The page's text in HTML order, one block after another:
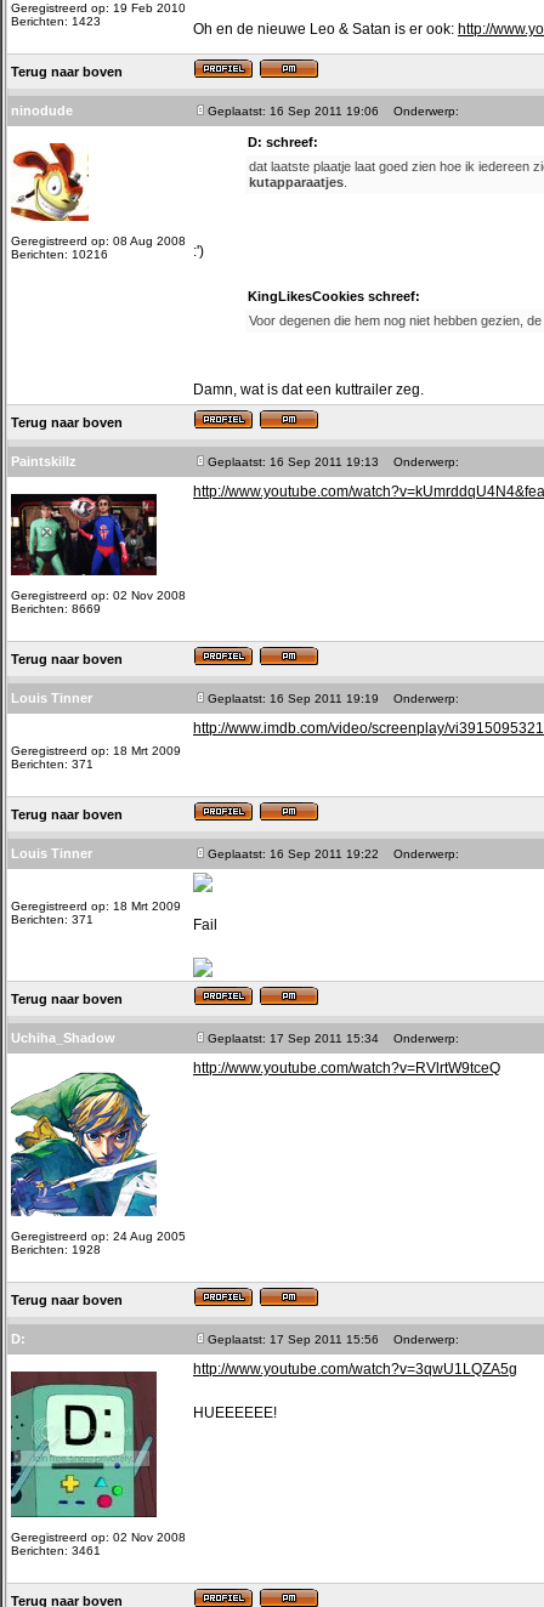
Geregistreerd op: 19 Feb 2010
Berichten: 1423
Oh en de nieuwe Leo & Satan is er ook: http://
Terug naar boven
ninodude Geplaatst: 16 Sep 2011 19:06 Onderwerp:
Geregistreerd op: 08 Aug 2008
Berichten: 10216
D: schreef:
dat laatste plaatje laat goed zien hoe ik iedereen
kutapparaatjes
:')
KingLikesCookies schreef:
Voor degenen die hem nog niet hebben gezien,
Damn, wat is dat een kuttrailer zeg.
Terug naar boven
Paintskillz Geplaatst: 16 Sep 2011 19:13 Onderwerp:
Geregistreerd op: 02 Nov 2008
Berichten: 8669
http://www.youtube.com/
Terug naar boven
Louis Tinner Geplaatst: 16 Sep 2011 19:19 Onderwerp:
Geregistreerd op: 18 Mrt 2009
Berichten: 371
http://www.imdb.com/video/screenplay/
Terug naar boven
Louis Tinner Geplaatst: 16 Sep 2011 19:22 Onderwerp:
Geregistreerd op: 18 Mrt 2009
Berichten: 371
Fail
Terug naar boven
Uchiha_Shadow Geplaatst: 17 Sep 2011 15:34 Onderwerp:
Geregistreerd op: 24 Aug 2005
Berichten: 1928
http://www.youtube.com/watch?v=RVlrtW9tceQ
Terug naar boven
D: Geplaatst: 17 Sep 2011 15:56 Onderwerp:
Geregistreerd op: 02 Nov 2008
Berichten: 3461
http://www.youtube.com/watch?v=3qwU1LQZA5g
HUEEEEEE!
Terug naar boven